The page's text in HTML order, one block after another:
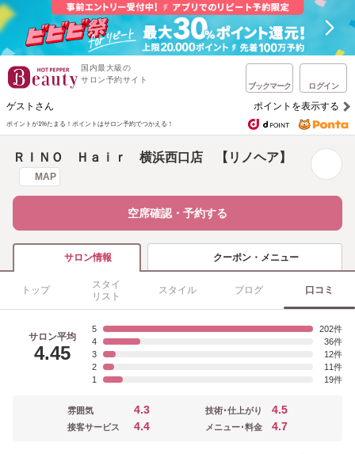
国内最大級の
サロン予約サイト
ブックマーク ログイン
ゲストさん ポイントを表示する
ポイントが1%たまる！ ポイントはサロン予約でつかえる！
ＲＩＮＯ Ｈａｉｒ 横浜西口店 【リノヘア】
MAP
空席確認・予約する
サロン情報 クーポン・メニュー
トップ
スタイ
リスト
スタイル ブログ 口コミ
サロン平均
4.45
5
202
4
36
3
12
2
11
1
19
雰囲気 4.3
接客サービス 4.4
技術･仕上がり 4.5
メニュー･料金 4.7